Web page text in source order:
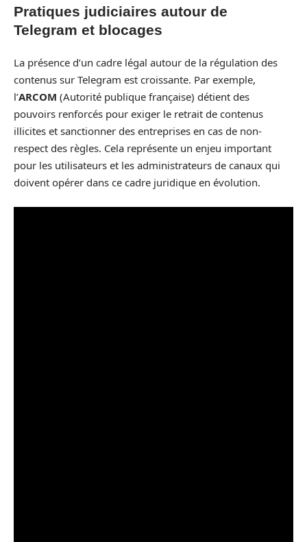
Pratiques judiciaires autour de
Telegram et blocages
La présence d’un cadre légal autour de la régulation des
contenus sur Telegram est croissante. Par exemple,
l’ARCOM (Autorité publique française) détient des
pouvoirs renforcés pour exiger le retrait de contenus
illicites et sanctionner des entreprises en cas de non-
respect des règles. Cela représente un enjeu important
pour les utilisateurs et les administrateurs de canaux qui
doivent opérer dans ce cadre juridique en évolution.